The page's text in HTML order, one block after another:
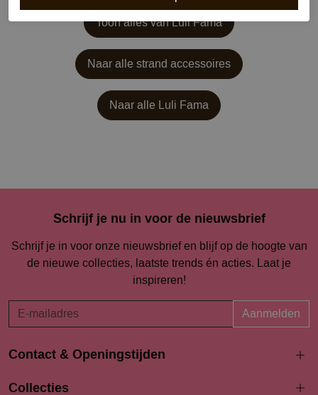
Toon alles van Luli Fama
Naar alle strand accessoires
Naar alle Luli Fama
Schrijf je nu in voor de nieuwsbrief
Schrijf je in voor onze nieuwsbrief en blijf op de hoogte van
de nieuwe collecties, laatste trends én acties. Laat je
inspireren!
Aanmelden
Contact & Openingstijden
Langestraat 94-96
Collecties